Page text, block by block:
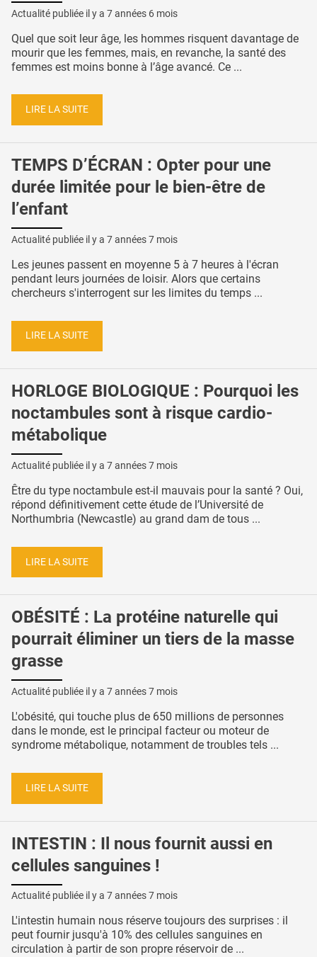
Actualité publiée il y a 7 années 6 mois
Quel que soit leur âge, les hommes risquent davantage de
mourir que les femmes, mais, en revanche, la santé des
femmes est moins bonne à l’âge avancé. Ce ...
LIRE LA SUITE
TEMPS D’ÉCRAN : Opter pour une
durée limitée pour le bien-être de
l’enfant
Actualité publiée il y a 7 années 7 mois
Les jeunes passent en moyenne 5 à 7 heures à l'écran
pendant leurs journées de loisir. Alors que certains
chercheurs s'interrogent sur les limites du temps ...
LIRE LA SUITE
HORLOGE BIOLOGIQUE : Pourquoi les
noctambules sont à risque cardio-
métabolique
Actualité publiée il y a 7 années 7 mois
Être du type noctambule est-il mauvais pour la santé ? Oui,
répond définitivement cette étude de l’Université de
Northumbria (Newcastle) au grand dam de tous ...
LIRE LA SUITE
OBÉSITÉ : La protéine naturelle qui
pourrait éliminer un tiers de la masse
grasse
Actualité publiée il y a 7 années 7 mois
L'obésité, qui touche plus de 650 millions de personnes
dans le monde, est le principal facteur ou moteur de
syndrome métabolique, notamment de troubles tels ...
LIRE LA SUITE
INTESTIN : Il nous fournit aussi en
cellules sanguines !
Actualité publiée il y a 7 années 7 mois
L'intestin humain nous réserve toujours des surprises : il
peut fournir jusqu'à 10% des cellules sanguines en
circulation à partir de son propre réservoir de ...